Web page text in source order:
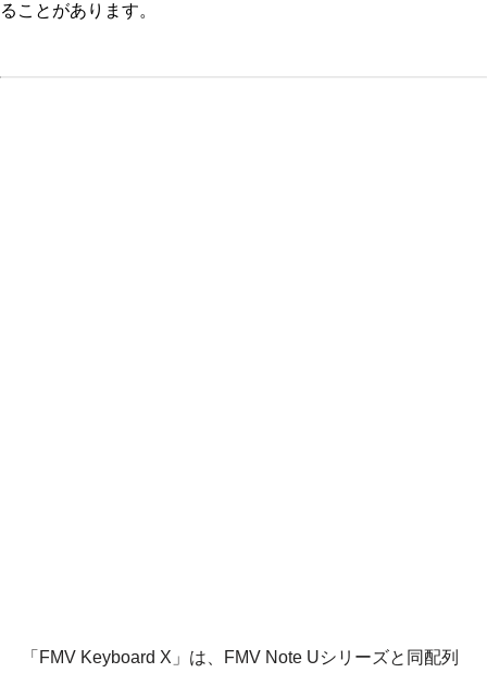
ることがあります。
「FMV Keyboard X」は、FMV Note Uシリーズと同配列